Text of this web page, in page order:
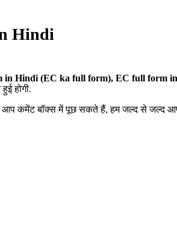
Hindi
in Hindi (EC ka full form), EC full form
होगी.
कमेंट बॉक्स में पूछ सकते हैं, हम जल्द से जल्द